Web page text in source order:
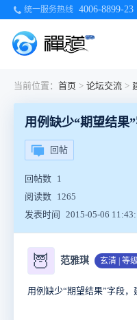
统一服务热线 4006-8899-23
当前位置： 首页 > 论坛交流 >
用例缺少“期望结果
回帖
回帖数 1
阅读数 1265
发表时间
2015-05-06
🦉 范雅琪 玄清 | 等
用例缺少“期望结果”字段，